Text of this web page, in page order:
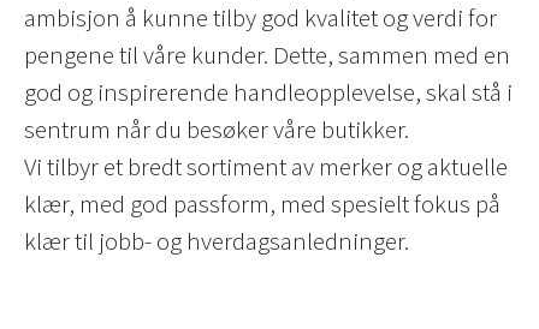
ambisjon å kunne tilby god kvalitet og verdi for
pengene til våre kunder. Dette, sammen med en
god og inspirerende handleopplevelse, skal stå i
sentrum når du besøker våre butikker.
Vi tilbyr et bredt sortiment av merker og aktuelle
klær, med god passform, med spesielt fokus på
klær til jobb- og hverdagsanledninger.